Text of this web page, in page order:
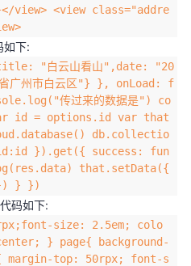
view> <view class="addre
下:
"白云山看山",date: "20
广州市白云区"} }, onLoad: f
传过来的数据是") co
id = options.id var that
db.collectio
}).get({ success: fun
that.setData({
} })
码如下:
size: 2.5em; colo
} page{ background-
margin-top: 50rpx; font-s